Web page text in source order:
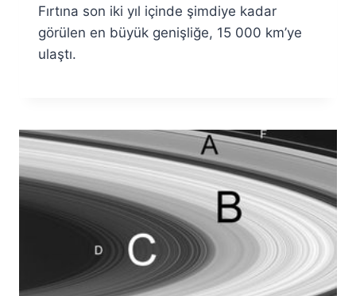
Fırtına son iki yıl içinde şimdiye kadar
görülen en büyük genişliğe, 15 000 km’ye
ulaştı.